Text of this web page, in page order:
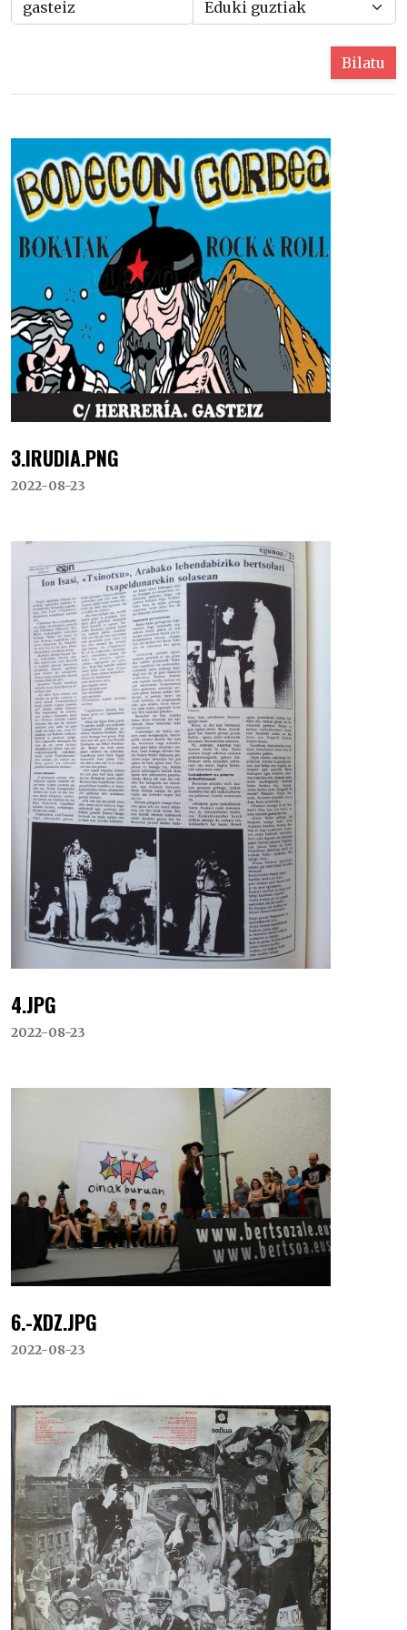
Bilatu
3.IRUDIA.PNG
2022-08-23
4.JPG
2022-08-23
6.-XDZ.JPG
2022-08-23